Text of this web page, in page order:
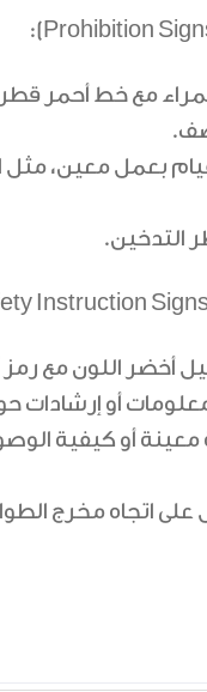
مع خط أحمر
بعمل معين، مثل
التدخين.
أخضر اللون مع
أو إرشادات
معينة أو كيفية
على اتجاه مخرج